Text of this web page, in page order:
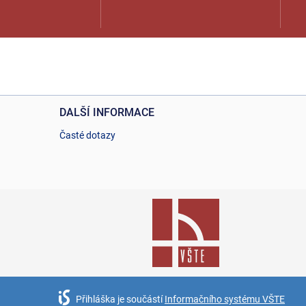
DALŠÍ INFORMACE
Časté dotazy
Přihláška je součástíInformačního systému VŠTE